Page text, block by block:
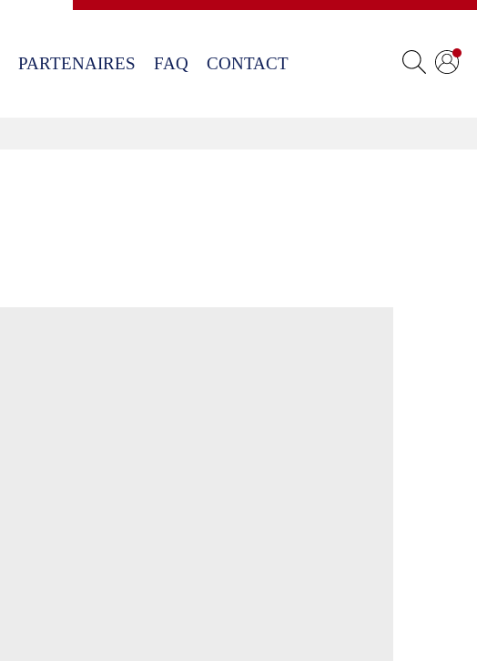
PARTENAIRES FAQ CONTACT